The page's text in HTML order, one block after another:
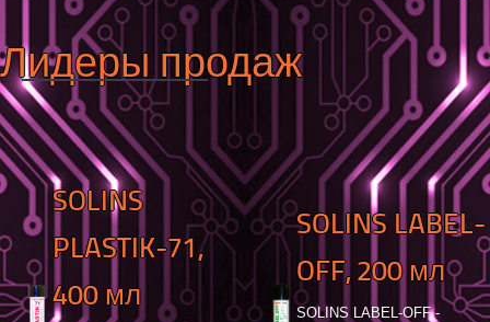
Лидеры продаж
SOLINS
PLASTIK-71,
400 мл
SOLINS LABEL-
OFF, 200 мл
SOLINS LABEL-OFF -